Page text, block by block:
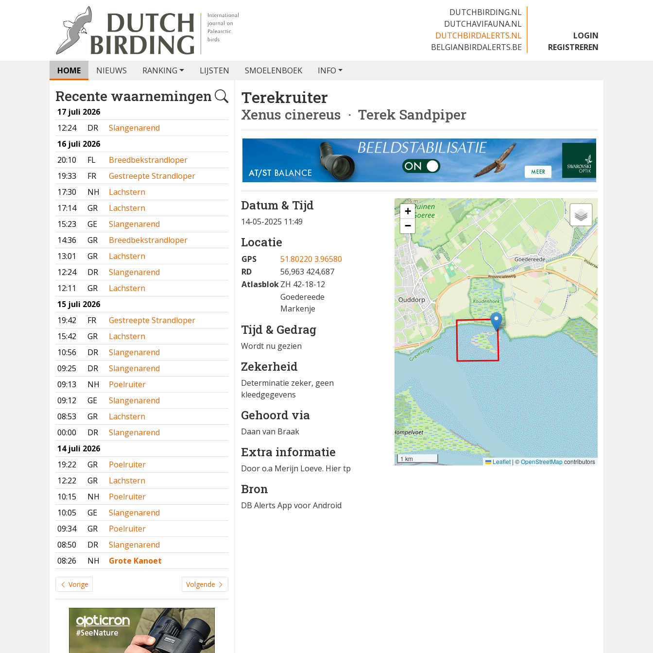
DUTCHBIRDING.NL
DUTCHAVIFAUNA.NL
DUTCHBIRDALERTS.NL
BELGIANBIRDALERTS.BE
LOGIN
REGISTREREN
HOME NIEUWS RANKING LIJSTEN SMOELENBOEK INFO
Recente waarnemingen
17 juli 2026
12:24
DR
Slangenarend
16 juli 2026
20:10
FL
Breedbekstrandloper
19:33
FR
Gestreepte Strandloper
17:30
NH
Lachstern
17:14
GR
Lachstern
15:23
GE
Slangenarend
14:36
GR
Breedbekstrandloper
13:01
GR
Lachstern
12:24
DR
Slangenarend
12:11
GR
Lachstern
15 juli 2026
19:42
FR
Gestreepte Strandloper
15:42
GR
Lachstern
10:56
DR
Slangenarend
09:25
DR
Slangenarend
09:13
NH
Poelruiter
09:12
GE
Slangenarend
08:53
GR
Lachstern
00:00
DR
Slangenarend
14 juli 2026
19:22
GR
Poelruiter
12:22
GR
Lachstern
10:15
NH
Poelruiter
10:05
GE
Slangenarend
09:34
GR
Poelruiter
08:50
DR
Slangenarend
08:26
NH Grote Kanoet
Vorige Volgende
Terekruiter
Xenus cinereus · Terek Sandpiper
Datum & Tijd
14-05-2025 11:49
Locatie
GPS
51.80220 3.96580
RD
56,963 424,687
AtlasblokZH 42-18-12
Goedereede
Markenje
Tijd & Gedrag
Wordt nu gezien
Zekerheid
Determinatie zeker, geen
kleedgegevens
Gehoord via
Daan van Braak
Extra informatie
Door o.a Merijn Loeve. Hier tp
Bron
DB Alerts App voor Android
+
−
1 km Leaflet | ©OpenStreetMapcontributors